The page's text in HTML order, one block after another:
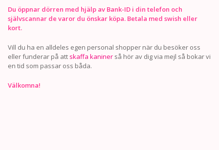
Du öppnar dörren med hjälp av Bank-ID i din telefon och
självscannar de varor du önskar köpa. Betala med swish eller
kort.
Vill du ha en alldeles egen personal shopper när du besöker oss
eller funderar på att skaffa kaniner så hör av dig via mejl så bokar vi
en tid som passar oss båda.
Välkomna!